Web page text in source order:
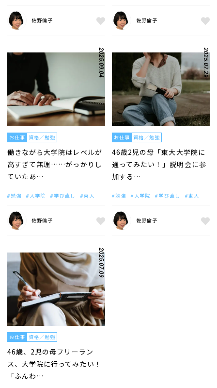
佐野倫子 佐野倫子
2025.09.04
お仕事 資格／勉強
働きながら大学院はレベルが
高すぎて無理……がっかりし
ていたあ…
勉強 大学院 学び直し 東大
佐野倫子
2025.07.29
お仕事 資格／勉強
46歳2児の母「東大大学院に
通ってみたい！」説明会に参
加する…
勉強 大学院 学び直し 東大
佐野倫子
2025.07.09
お仕事 資格／勉強
46歳、2児の母フリーラン
ス、大学院に行ってみたい！
「ふんわ…